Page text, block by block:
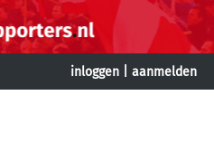
inloggen aanmelden